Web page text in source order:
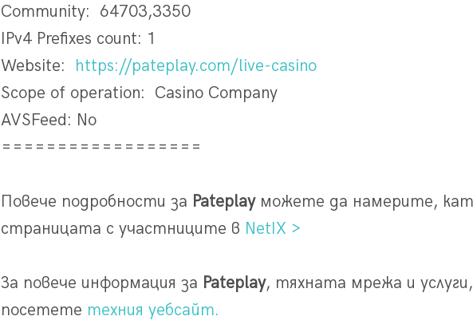
Community: 64703,3350
IPv4 Prefixes count: 1
Website: https://pateplay.com/live-casino
Scope of operation: Casino Company
AVSFeed: No
==================
Повече подробности за Pateplay можете да намерите,
страницата с участниците в NetIX >
За повече информация за Pateplay, тяхната мрежа и услуги,
посетете техния уебсайт.